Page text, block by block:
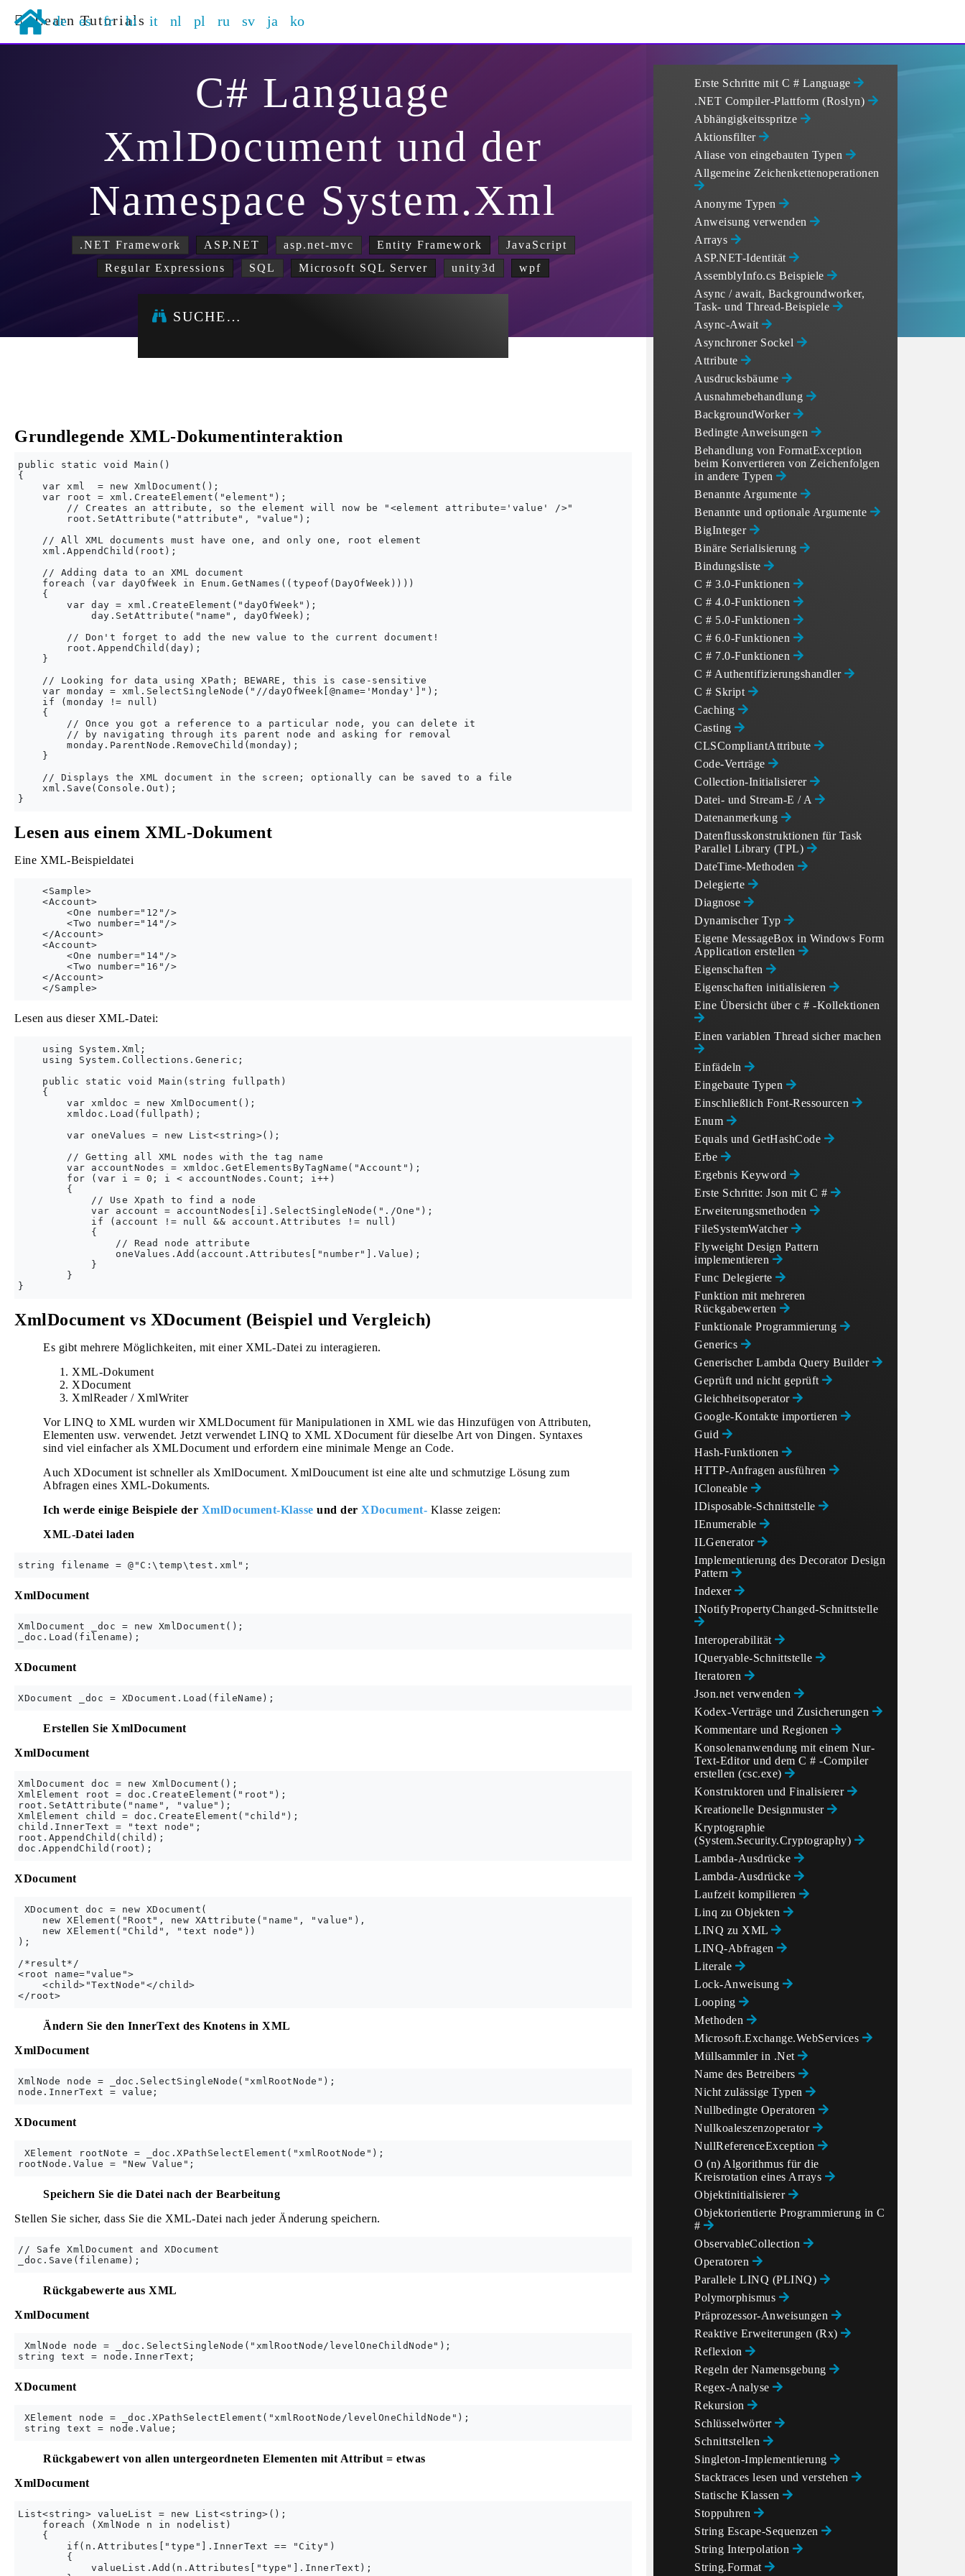
Learn Tutorials
de es fr hi it nl pl ru sv ja ko
C# Language
XmlDocument und der
Namespace System.Xml
.NET Framework ASP.NET asp.net-mvc Entity Framework
JavaScript
Regular Expressions
SQL Microsoft SQL Server unity3d wpf
SUCHE…
Grundlegende XML-Dokumentinteraktion
public static void Main()
{
    var xml  = new XmlDocument();
    var root = xml.CreateElement("element");
        // Creates an attribute, so the element will now be "<element attribute='value' />"
        root.SetAttribute("attribute", "value");
    // All XML documents must have one, and only one, root element
    xml.AppendChild(root);
    // Adding data to an XML document
    foreach (var dayOfWeek in Enum.GetNames((typeof(DayOfWeek))))
    {
        var day = xml.CreateElement("dayOfWeek");
            day.SetAttribute("name", dayOfWeek);
        // Don't forget to add the new value to the current document!
        root.AppendChild(day);
    }
    // Looking for data using XPath; BEWARE, this is case-sensitive
    var monday = xml.SelectSingleNode("//dayOfWeek[@name='Monday']");
    if (monday != null)
    {
        // Once you got a reference to a particular node, you can delete it
        // by navigating through its parent node and asking for removal
        monday.ParentNode.RemoveChild(monday);
    }
    // Displays the XML document in the screen; optionally can be saved to a file
    xml.Save(Console.Out);
Lesen aus einem XML-Dokument
Eine XML-Beispieldatei
    <Sample>
    <Account>
        <One number="12"/>
        <Two number="14"/>
    </Account>
    <Account>
        <One number="14"/>
        <Two number="16"/>
    </Account>
Lesen aus dieser XML-Datei:
    using System.Xml;
    using System.Collections.Generic;
    public static void Main(string fullpath)
    {
        var xmldoc = new XmlDocument();
        xmldoc.Load(fullpath);
        var oneValues = new List<string>();
        // Getting all XML nodes with the tag name
        var accountNodes = xmldoc.GetElementsByTagName("Account");
        for (var i = 0; i < accountNodes.Count; i++)
        {
            // Use Xpath to find a node
            var account = accountNodes[i].SelectSingleNode("./One");
            if (account != null && account.Attributes != null)
            {
                // Read node attribute
                oneValues.Add(account.Attributes["number"].Value);
            }
        }
XmlDocument vs XDocument (Beispiel und Vergleich)
Es gibt mehrere Möglichkeiten, mit einer XML-Datei zu interagieren.
XML-Dokument
XDocument
XmlReader / XmlWriter
Vor LINQ to XML wurden wir XMLDocument für Manipulationen in XML wie das Hinzufügen von Attributen,
Elementen usw. verwendet. Jetzt verwendet LINQ to XML XDocument für dieselbe Art von Dingen. Syntaxes
sind viel einfacher als XMLDocument und erfordern eine minimale Menge an Code.
Auch XDocument ist schneller als XmlDocument. XmlDoucument ist eine alte und schmutzige Lösung zum
Abfragen eines XML-Dokuments.
Ich werde einige Beispiele der XmlDocument-Klasse und der XDocument- Klasse zeigen:
XML-Datei laden
XmlDocument
XmlDocument _doc = new XmlDocument();
XDocument
Erstellen Sie XmlDocument
XmlDocument
XmlDocument doc = new XmlDocument();
XmlElement root = doc.CreateElement("root");
root.SetAttribute("name", "value");
XmlElement child = doc.CreateElement("child");
child.InnerText = "text node";
root.AppendChild(child);
XDocument
XDocument doc = new XDocument(
    new XElement("Root", new XAttribute("name", "value"),
    new XElement("Child", "text node"))
);
/*result*/
<root name="value">
    <child>"TextNode"</child>
Ändern Sie den InnerText des Knotens in XML
XmlDocument
XmlNode node = _doc.SelectSingleNode("xmlRootNode");
XDocument
XElement rootNote = _doc.XPathSelectElement("xmlRootNode");
Speichern Sie die Datei nach der Bearbeitung
Stellen Sie sicher, dass Sie die XML-Datei nach jeder Änderung speichern.
// Safe XmlDocument and XDocument
Rückgabewerte aus XML
XmlDocument
XmlNode node = _doc.SelectSingleNode("xmlRootNode/levelOneChildNode");
XDocument
XElement node = _doc.XPathSelectElement("xmlRootNode/levelOneChildNode");
Rückgabewert von allen untergeordneten Elementen mit Attribut = etwas
XmlDocument
List<string> valueList = new List<string>();
    foreach (XmlNode n in nodelist)
    {
        if(n.Attributes["type"].InnerText == "City")
        {
            valueList.Add(n.Attributes["type"].InnerText);
Erste Schritte mit C # Language
.NET Compiler-Plattform (Roslyn)
Abhängigkeitsspritze
Aktionsfilter
Aliase von eingebauten Typen
Allgemeine Zeichenkettenoperationen
Anonyme Typen
Anweisung verwenden
Arrays
ASP.NET-Identität
AssemblyInfo.cs Beispiele
Async / await, Backgroundworker,
Task- und Thread-Beispiele
Async-Await
Asynchroner Sockel
Attribute
Ausdrucksbäume
Ausnahmebehandlung
BackgroundWorker
Bedingte Anweisungen
Behandlung von FormatException
beim Konvertieren von Zeichenfolgen
in andere Typen
Benannte Argumente
Benannte und optionale Argumente
BigInteger
Binäre Serialisierung
Bindungsliste
C # 3.0-Funktionen
C # 4.0-Funktionen
C # 5.0-Funktionen
C # 6.0-Funktionen
C # 7.0-Funktionen
C # Authentifizierungshandler
C # Skript
Caching
Casting
CLSCompliantAttribute
Code-Verträge
Collection-Initialisierer
Datei- und Stream-E / A
Datenanmerkung
Datenflusskonstruktionen für Task
Parallel Library (TPL)
DateTime-Methoden
Delegierte
Diagnose
Dynamischer Typ
Eigene MessageBox in Windows Form
Application erstellen
Eigenschaften
Eigenschaften initialisieren
Eine Übersicht über c # -Kollektionen
Einen variablen Thread sicher machen
Einfädeln
Eingebaute Typen
Einschließlich Font-Ressourcen
Enum
Equals und GetHashCode
Erbe
Ergebnis Keyword
Erste Schritte: Json mit C #
Erweiterungsmethoden
FileSystemWatcher
Flyweight Design Pattern
implementieren
Func Delegierte
Funktion mit mehreren
Rückgabewerten
Funktionale Programmierung
Generics
Generischer Lambda Query Builder
Geprüft und nicht geprüft
Gleichheitsoperator
Google-Kontakte importieren
Guid
Hash-Funktionen
HTTP-Anfragen ausführen
ICloneable
IDisposable-Schnittstelle
IEnumerable
ILGenerator
Implementierung des Decorator Design
Pattern
Indexer
INotifyPropertyChanged-Schnittstelle
Interoperabilität
IQueryable-Schnittstelle
Iteratoren
Json.net verwenden
Kodex-Verträge und Zusicherungen
Kommentare und Regionen
Konsolenanwendung mit einem Nur-
Text-Editor und dem C # -Compiler
erstellen (csc.exe)
Konstruktoren und Finalisierer
Kreationelle Designmuster
Kryptographie
(System.Security.Cryptography)
Lambda-Ausdrücke
Lambda-Ausdrücke
Laufzeit kompilieren
Linq zu Objekten
LINQ zu XML
LINQ-Abfragen
Literale
Lock-Anweisung
Looping
Methoden
Microsoft.Exchange.WebServices
Müllsammler in .Net
Name des Betreibers
Nicht zulässige Typen
Nullbedingte Operatoren
Nullkoaleszenzoperator
NullReferenceException
O (n) Algorithmus für die
Kreisrotation eines Arrays
Objektinitialisierer
Objektorientierte Programmierung in C
#
ObservableCollection
Operatoren
Parallele LINQ (PLINQ)
Polymorphismus
Präprozessor-Anweisungen
Reaktive Erweiterungen (Rx)
Reflexion
Regeln der Namensgebung
Regex-Analyse
Rekursion
Schlüsselwörter
Schnittstellen
Singleton-Implementierung
Stacktraces lesen und verstehen
Statische Klassen
Stoppuhren
String Escape-Sequenzen
String Interpolation
String.Format